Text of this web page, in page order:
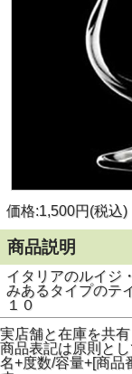
価格:1,500円(税込)
商品説明
イタリアのルイジ
みあるタイプのテ
１０
実店舗と在庫を共
商品表記は原則と
名+度数/容量+[商品